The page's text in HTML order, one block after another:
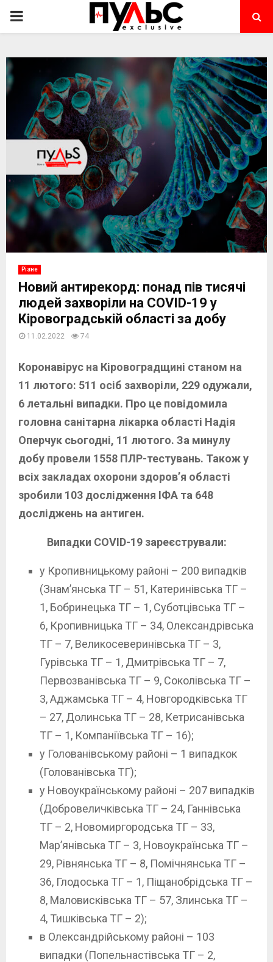
PRIMARY
Різне
Новий антирекорд: понад пів тисячі
людей захворіли на COVID-19 у
Кіровоградській області за добу
11.02.2022 74
Коронавірус на Кіровоградщині станом на
11 лютого: 511 осіб захворіли, 229 одужали,
6 летальні випадки. Про це повідомила
головна санітарна лікарка області Надія
Оперчук сьогодні, 11 лютого. За минулу
добу провели 1558 ПЛР-тестувань. Також у
всіх закладах охорони здоров’я області
зробили 103 дослідження ІФА та 648
досліджень на антиген.
Випадки COVID-19 зареєстрували:
у Кропивницькому районі – 200 випадків
(Знам’янська ТГ – 51, Катеринівська ТГ –
1, Бобринецька ТГ – 1, Суботцівська ТГ –
6, Кропивницька ТГ – 34, Олександрівська
ТГ – 7, Великосеверинівська ТГ – 3,
Гурівська ТГ – 1, Дмитрівська ТГ – 7,
Первозванівська ТГ – 9, Соколівська ТГ –
3, Аджамська ТГ – 4, Новгородківська ТГ
– 27, Долинська ТГ – 28, Кетрисанівська
ТГ – 1, Компаніївська ТГ – 16);
у Голованівському районі – 1 випадкок
(Голованівська ТГ);
у Новоукраїнському районі – 207 випадків
(Добровеличківська ТГ – 24, Ганнівська
ТГ – 2, Новомиргородська ТГ – 33,
Мар’янівська ТГ – 3, Новоукраїнська ТГ –
29, Рівнянська ТГ – 8, Помічнянська ТГ –
36, Глодоська ТГ – 1, Піщанобрідська ТГ –
8, Маловисківська ТГ – 57, Злинська ТГ –
4, Тишківська ТГ – 2);
в Олександрійському районі – 103
випадки (Попельнастівська ТГ – 2,